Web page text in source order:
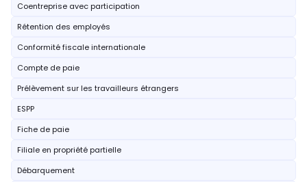
Coentreprise avec participation
Rétention des employés
Conformité fiscale internationale
Compte de paie
Prélèvement sur les travailleurs étrangers
ESPP
Fiche de paie
Filiale en propriété partielle
Débarquement